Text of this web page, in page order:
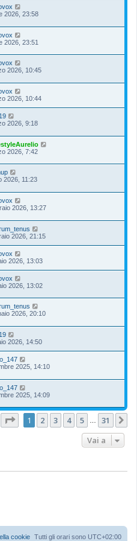
2026, 23:58
2026, 23:51
2026, 10:45
2026, 10:44
2026, 9:18
2026, 7:42
2026, 11:23
2026, 13:27
2026, 21:15
2026, 13:03
2026, 13:02
2026, 20:10
2026, 14:50
2025, 14:10
2025, 14:09
Pagina di 31
1 2 3 4 5 31
Vai a
Tutti gli orari sono UTC+02:00
cookie